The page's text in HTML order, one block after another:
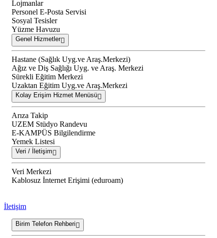
Lojmanlar
Personel E-Posta Servisi
Sosyal Tesisler
Yüzme Havuzu
Genel Hizmetler
Hastane (Sağlık Uyg.ve Araş.Merkezi)
Ağız ve Diş Sağlığı Uyg. ve Araş. Merkezi
Sürekli Eğitim Merkezi
Uzaktan Eğitim Uyg.ve Araş.Merkezi
Kolay Erişim Hizmet Menüsü
Arıza Takip
UZEM Stüdyo Randevu
E-KAMPÜS Bilgilendirme
Yemek Listesi
Veri / İletişim
Veri Merkezi
Kablosuz İnternet Erişimi (eduroam)
İletişim
Birim Telefon Rehberi